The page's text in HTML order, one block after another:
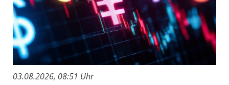
03.08.2026, 08:51 Uhr